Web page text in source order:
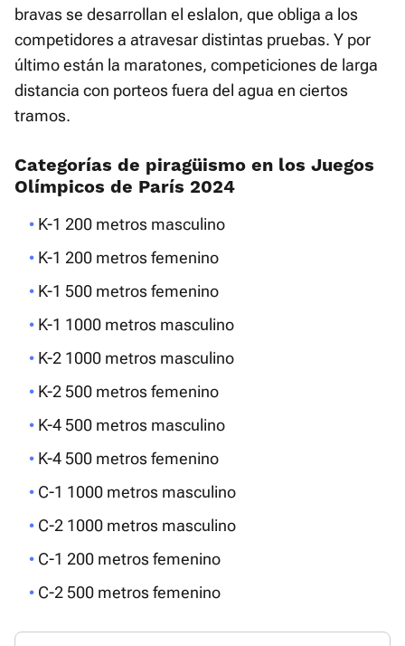
bravas se desarrollan el eslalon, que obliga a los
competidores a atravesar distintas pruebas. Y por
último están la maratones, competiciones de larga
distancia con porteos fuera del agua en ciertos
tramos.
Categorías de piragüismo en los Juegos
Olímpicos de París 2024
K-1 200 metros masculino
K-1 200 metros femenino
K-1 500 metros femenino
K-1 1000 metros masculino
K-2 1000 metros masculino
K-2 500 metros femenino
K-4 500 metros masculino
K-4 500 metros femenino
C-1 1000 metros masculino
C-2 1000 metros masculino
C-1 200 metros femenino
C-2 500 metros femenino